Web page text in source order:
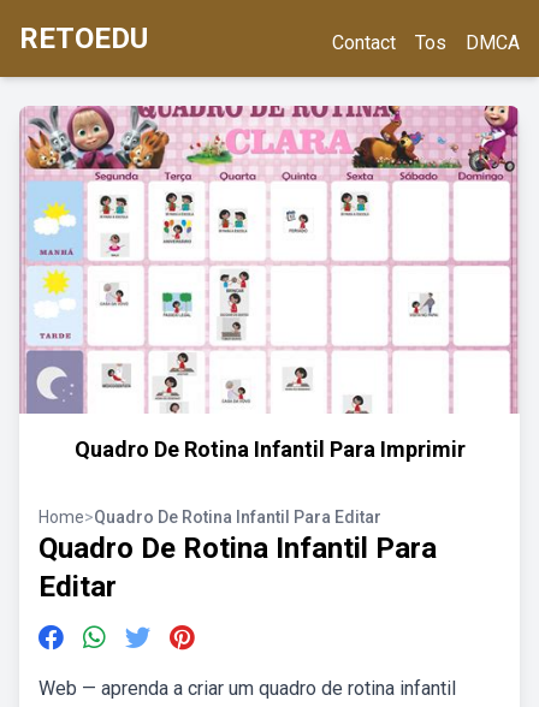
RETOEDU Contact Tos DMCA
Quadro De Rotina Infantil Para Imprimir
Home>Quadro De Rotina Infantil Para Editar
Quadro De Rotina Infantil Para
Editar
Web — aprenda a criar um quadro de rotina infantil